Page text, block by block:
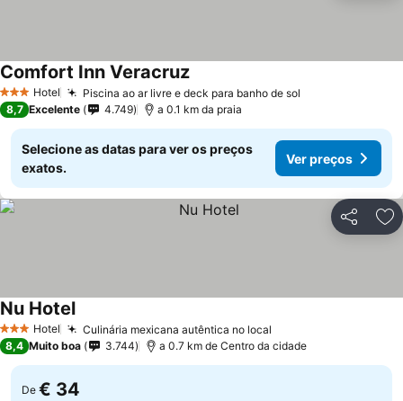
3 EstrelasHotel Piscina ao ar livre e deck para banho de sol
Comfort Inn VeracruzVer preços
8,7 Excelente 4.749 a 0.1 km da praia
Selecione as datas para ver os preços
exatos.
Ver preços
Partilhar
3 EstrelasHotel Culinária mexicana autêntica no local
Nu HotelVer preços
8,4 Muito boa 3.744 a 0.7 km de Centro da cidade
De € 34